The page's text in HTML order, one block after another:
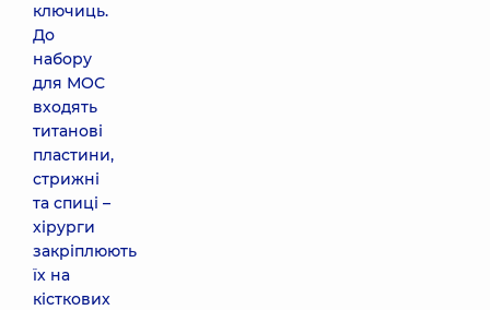
ключиць.
До
набору
для МОС
входять
титанові
пластини,
стрижні
та спиці –
хірурги
закріплюють
їх на
кісткових